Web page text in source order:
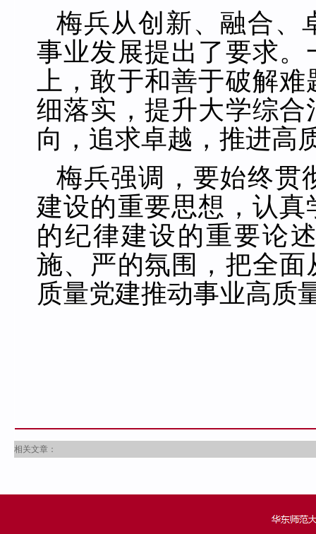
梅兵从创新、融合、
事业发展提出了要求
上，敢于和善于破解
细落实，提升大学综
向，追求卓越，推进高
梅兵强调，要始终贯
建设的重要思想，认
的纪律建设的重要论
施、严的氛围，把全
质量党建推动事业高质
相关文章：